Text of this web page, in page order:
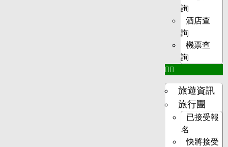
詢
酒店查
詢
機票查
詢
旅遊資訊
旅行團
已接受報
名
快將接受